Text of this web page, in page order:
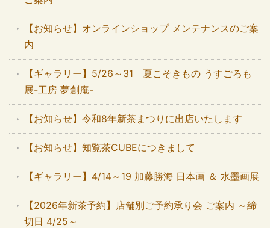
【お知らせ】オンラインショップ メンテナンスのご案
内
【ギャラリー】5/26～31 夏こそきもの うすごろも
展-工房 夢創庵-
【お知らせ】令和8年新茶まつりに出店いたします
【お知らせ】知覧茶CUBEにつきまして
【ギャラリー】4/14～19 加藤勝海 日本画 ＆ 水墨画展
【2026年新茶予約】店舗別ご予約承り会 ご案内 ～締
切日 4/25～